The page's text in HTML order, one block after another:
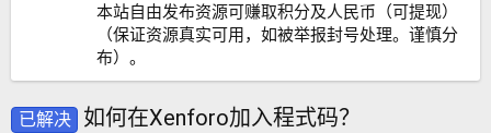
本站自由发布资源可赚取积分及人民币（可提现）
（保证资源真实可用，如被举报封号处理。谨慎分
布）。
已解决 如何在Xenforo加入程式码？